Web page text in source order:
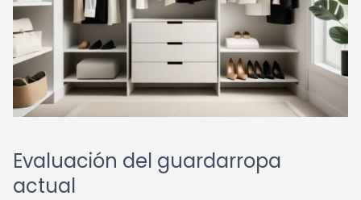
Evaluación del guardarropa
actual